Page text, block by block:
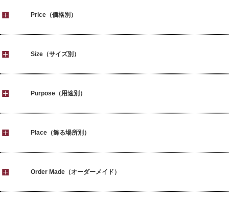
Price（価格別）
Size（サイズ別）
Purpose（用途別）
Place（飾る場所別）
Order Made（オーダーメイド）